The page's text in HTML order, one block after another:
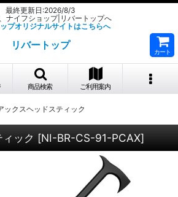
最終更新日:2026/8/3
ナイフショップ|リバートップへ
プオリジナルサイトはこちらへ
リバートップ
カート
商品検索 ご利用案内
ックスヘッドスティック
ック [NI-BR-CS-91-PCAX]